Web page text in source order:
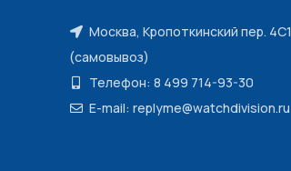
Москва, Кропоткинский пер. 4С1
(самовывоз)
Телефон: 8 499 714-93-30
E-mail: replyme@watchdivision.ru